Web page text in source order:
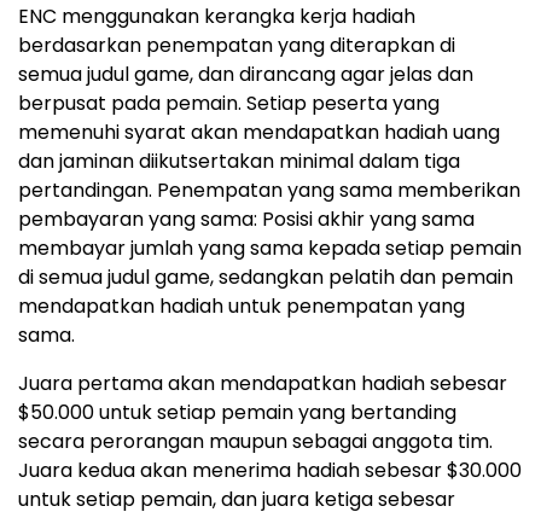
ENC menggunakan kerangka kerja hadiah
berdasarkan penempatan yang diterapkan di
semua judul game, dan dirancang agar jelas dan
berpusat pada pemain. Setiap peserta yang
memenuhi syarat akan mendapatkan hadiah uang
dan jaminan diikutsertakan minimal dalam tiga
pertandingan. Penempatan yang sama memberikan
pembayaran yang sama: Posisi akhir yang sama
membayar jumlah yang sama kepada setiap pemain
di semua judul game, sedangkan pelatih dan pemain
mendapatkan hadiah untuk penempatan yang
sama.
Juara pertama akan mendapatkan hadiah sebesar
$50.000 untuk setiap pemain yang bertanding
secara perorangan maupun sebagai anggota tim.
Juara kedua akan menerima hadiah sebesar $30.000
untuk setiap pemain, dan juara ketiga sebesar